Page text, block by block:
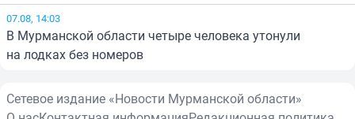
07.08, 14:03
В Мурманской области четыре человека утонули
на лодках без номеров
Сетевое издание «Новости Мурманской области»